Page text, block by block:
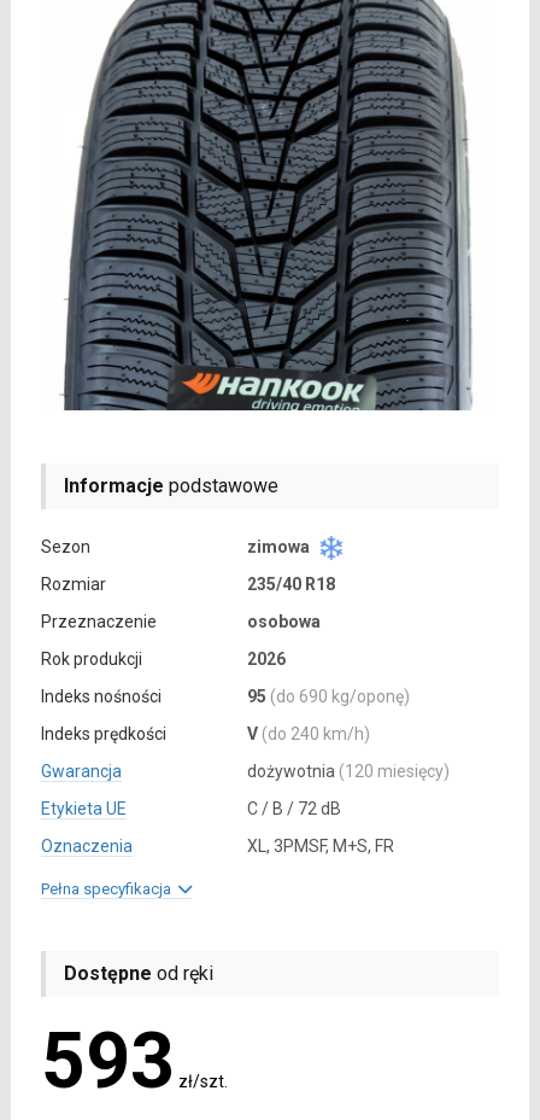
Informacje podstawowe
Sezon
zimowa
Rozmiar
235/40 R18
Przeznaczenie
osobowa
Rok produkcji
2026
Indeks nośności
95 (do 690 kg/oponę)
Indeks prędkości
V (do 240 km/h)
Gwarancja
dożywotnia (120 miesięcy)
Etykieta UE
C / B / 72 dB
Oznaczenia
XL, 3PMSF, M+S, FR
Pełna specyfikacja
Dostępne od ręki
593 zł/szt.